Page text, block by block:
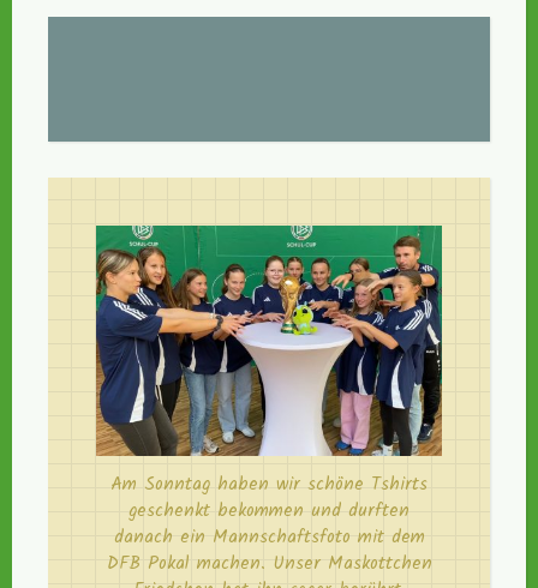
Am Sonntag haben wir schöne Tshirts
geschenkt bekommen und durften
danach ein Mannschaftsfoto mit dem
DFB Pokal machen. Unser Maskottchen